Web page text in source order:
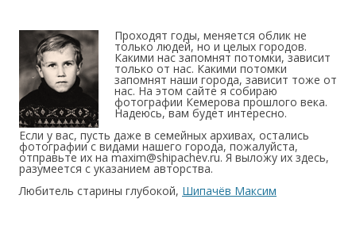
Проходят годы, меняется облик не
только людей, но и целых городов.
Какими нас запомнят потомки, зависит
только от нас. Какими потомки
запомнят наши города, зависит тоже от
нас. На этом сайте я собираю
фотографии Кемерова прошлого века.
Надеюсь, вам будет интересно.
Если у вас, пусть даже в семейных архивах, остались
фотографии с видами нашего города, пожалуйста,
отправьте их на maxim@shipachev.ru. Я выложу их здесь,
разумеется с указанием авторства.
Любитель старины глубокой, Шипачёв Максим